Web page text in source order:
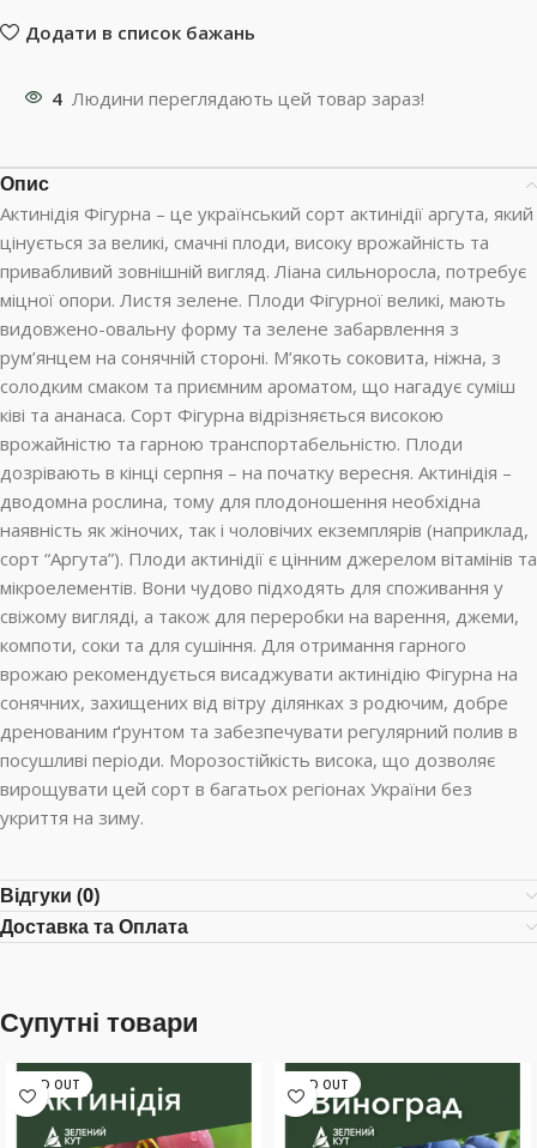
Додати в список бажань
4 Людини переглядають цей товар зараз!
Опис
Актинідія Фігурна – це український сорт актинідії аргута, який
цінується за великі, смачні плоди, високу врожайність та
привабливий зовнішній вигляд. Ліана сильноросла, потребує
міцної опори. Листя зелене. Плоди Фігурної великі, мають
видовжено-овальну форму та зелене забарвлення з
рум’янцем на сонячній стороні. М’якоть соковита, ніжна, з
солодким смаком та приємним ароматом, що нагадує суміш
ківі та ананаса. Сорт Фігурна відрізняється високою
врожайністю та гарною транспортабельністю. Плоди
дозрівають в кінці серпня – на початку вересня. Актинідія –
дводомна рослина, тому для плодоношення необхідна
наявність як жіночих, так і чоловічих екземплярів (наприклад,
сорт “Аргута”). Плоди актинідії є цінним джерелом вітамінів та
мікроелементів. Вони чудово підходять для споживання у
свіжому вигляді, а також для переробки на варення, джеми,
компоти, соки та для сушіння. Для отримання гарного
врожаю рекомендується висаджувати актинідію Фігурна на
сонячних, захищених від вітру ділянках з родючим, добре
дренованим ґрунтом та забезпечувати регулярний полив в
посушливі періоди. Морозостійкість висока, що дозволяє
вирощувати цей сорт в багатьох регіонах України без
укриття на зиму.
Відгуки (0)
Доставка та Оплата
Супутні товари
SOLD OUT SOLD OUT